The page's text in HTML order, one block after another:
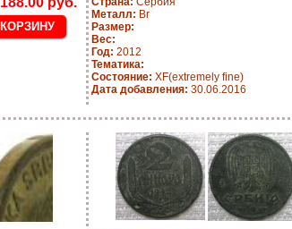
Металл: Br
Размер:
Вес:
Год: 2012
Тематика:
Состояние: XF(extremely fine)
Дата добавления: 30.06.2016